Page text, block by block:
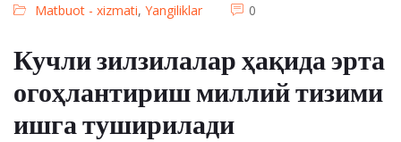
Matbuot - xizmati, Yangiliklar 0
Кучли зилзилалар ҳақида эрта
огоҳлантириш миллий тизими
ишга туширилади